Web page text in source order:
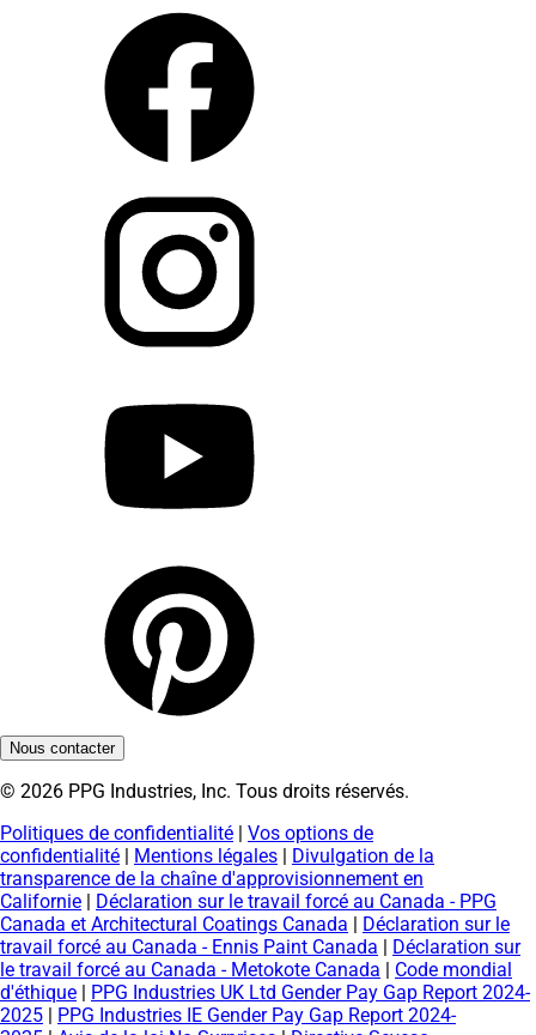
Nous contacter
© 2026 PPG Industries, Inc. Tous droits réservés.
Politiques de confidentialité | Vos options de
confidentialité | Mentions légales | Divulgation de la
transparence de la chaîne d'approvisionnement en
Californie | Déclaration sur le travail forcé au Canada - PPG
Canada et Architectural Coatings Canada | Déclaration sur le
travail forcé au Canada - Ennis Paint Canada | Déclaration sur
le travail forcé au Canada - Metokote Canada | Code mondial
d'éthique | PPG Industries UK Ltd Gender Pay Gap Report 2024-
2025 | PPG Industries IE Gender Pay Gap Report 2024-